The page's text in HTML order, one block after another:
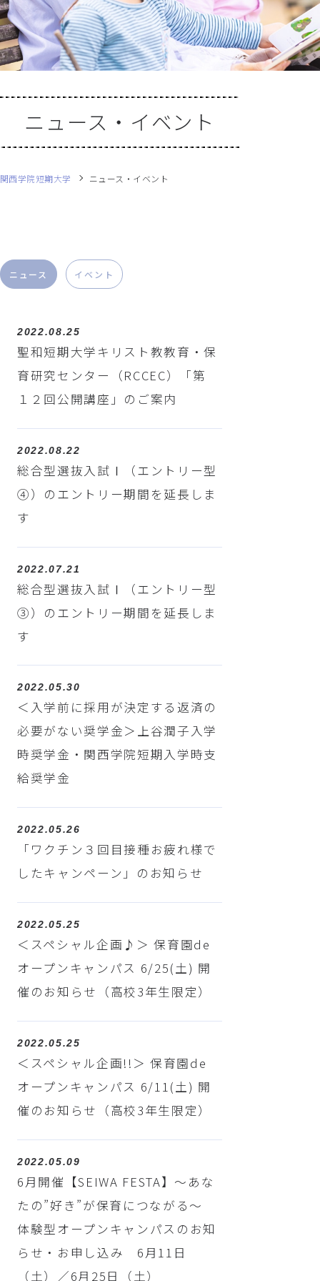
ニュース・イベント
関西学院短期大学 ニュース・イベント
ニュース イベント
2022.08.25
聖和短期大学キリスト教教育・保
育研究センター（RCCEC）「第
１２回公開講座」のご案内
2022.08.22
総合型選抜入試Ⅰ（エントリー型
④）のエントリー期間を延長しま
す
2022.07.21
総合型選抜入試Ⅰ（エントリー型
③）のエントリー期間を延長しま
す
2022.05.30
＜入学前に採用が決定する返済の
必要がない奨学金＞上谷潤子入学
時奨学金・関西学院短期入学時支
給奨学金
2022.05.26
「ワクチン３回目接種お疲れ様で
したキャンペーン」のお知らせ
2022.05.25
＜スペシャル企画♪＞ 保育園de
オープンキャンパス 6/25(土) 開
催のお知らせ（高校3年生限定）
2022.05.25
＜スペシャル企画!!＞ 保育園de
オープンキャンパス 6/11(土) 開
催のお知らせ（高校3年生限定）
2022.05.09
6月開催【SEIWA FESTA】～あな
たの”好き”が保育につながる～
体験型オープンキャンパスのお知
らせ・お申し込み 6月11日
（土）／6月25日（土）